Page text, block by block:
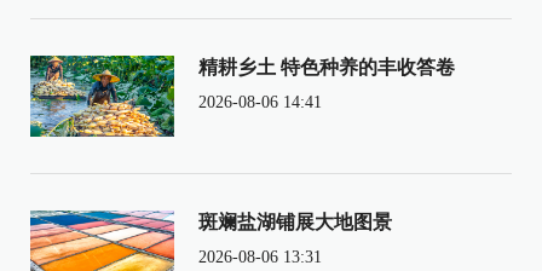
精耕乡土 特色种养的丰收答卷
2026-08-06 14:41
斑斓盐湖铺展大地图景
2026-08-06 13:31